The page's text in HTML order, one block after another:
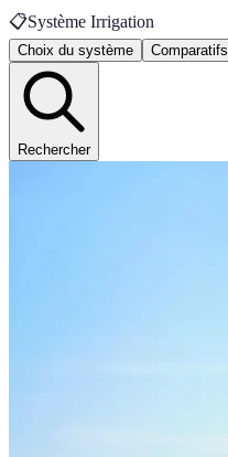
📋Système Irrigation
Choix du système Comparatifs
Rechercher